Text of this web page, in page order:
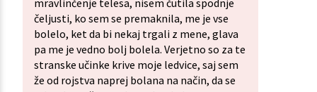
mravlinčenje telesa, nisem čutila spodnje
čeljusti, ko sem se premaknila, me je vse
bolelo, ket da bi nekaj trgali z mene, glava
pa me je vedno bolj bolela. Verjetno so za te
stranske učinke krive moje ledvice, saj sem
že od rojstva naprej bolana na način, da se